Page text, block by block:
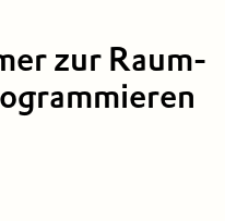
zur Raum­